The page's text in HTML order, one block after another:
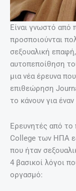
Είναι γνωστό από
προσποιούνται
σεξουαλική
αυτοπεποίθηση
μια νέα έρευνα
επιθεώρηση
το κάνουν για
Ερευνητές από το
College των ΗΠΑ
που ήταν
4 βασικοί λόγοι
οργασμό: